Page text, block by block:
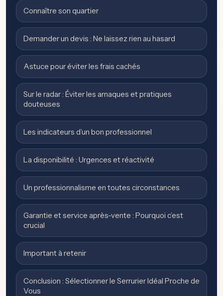
Connaître son quartier
Demander un devis : Ne laissez rien au hasard
Astuce pour éviter les frais cachés
Sur le radar : Éviter les arnaques et pratiques
douteuses
Les indicateurs d’un bon professionnel
La disponibilité : Urgences et réactivité
Un professionnalisme en toutes circonstances
Garantie et service après-vente : Pourquoi c’est
crucial
Important à retenir
Conclusion : Sélectionner le Serrurier Idéal Proche de
Vous